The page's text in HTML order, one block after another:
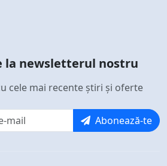
la newsletterul nostru
cele mai recente știri și oferte
Abonează-te